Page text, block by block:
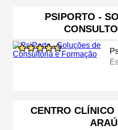
PSIPORTO -
CENTRO